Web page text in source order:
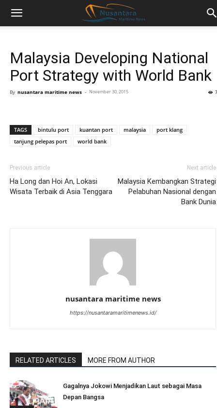
Malaysia Developing National
Port Strategy with World Bank
By nusantara maritime news - November 30, 2015
TAGS bintulu port kuantan port malaysia
port klang
tanjung pelepas port
world bank
Previous article
Ha Long dan Hoi An, Lokasi
Wisata Terbaik di Asia Tenggara
Next article
Malaysia Kembangkan Strategi
Pelabuhan Nasional dengan
Bank Dunia
nusantara maritime news
https://nusantaramaritimenews.id/
RELATED ARTICLES MORE FROM AUTHOR
Gagalnya Jokowi Menjadikan Laut sebagai Masa
Depan Bangsa